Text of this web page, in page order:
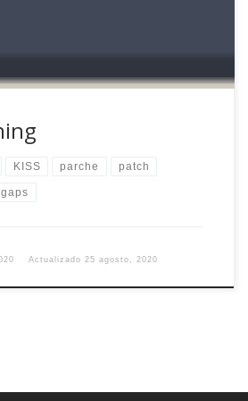
KISS parche patch
Actualizado 25 agosto, 2020